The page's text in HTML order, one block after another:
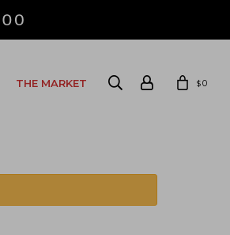
THE MARKET $0